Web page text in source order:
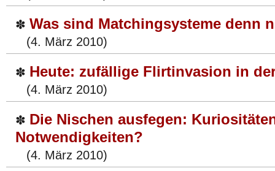
✽ Was sind Matchingsysteme denn
(4. März 2010)
✽ Heute: zufällige Flirtinvasion in
(4. März 2010)
✽ Die Nischen ausfegen:
Notwendigkeiten?
(4. März 2010)